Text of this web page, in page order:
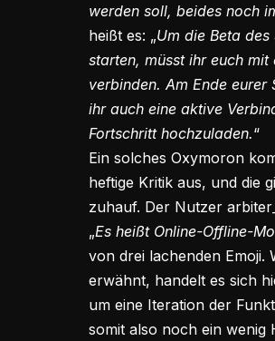
werden soll, beides noch
heißt es: „Um die Beta
starten, müsst ihr euch mit
verbinden. Am Ende eurer
ihr auch eine aktive
Fortschritt hochzuladen.“
Ein solches Oxymoron
heftige Kritik aus, und die
zuhauf. Der Nutzer
„Es heißt Online-Offline-
von drei lachenden Emoji.
erwähnt, handelt es sich
um eine Iteration der
somit also noch ein wenig